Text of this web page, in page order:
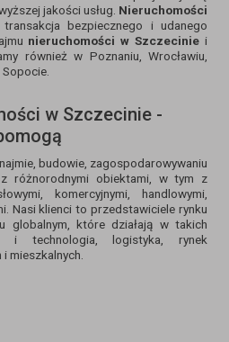
jakości usług. Nieruchomości
bezpiecznego i udanego
nieruchomości w Szczecinie i
również w Poznaniu, Wrocławiu,
w Szczecinie -
budowie, zagospodarowywaniu
różnorodnymi obiektami, w tym z
komercyjnymi, handlowymi,
Nasi klienci to przedstawiciele rynku
które działają w takich
i technologia, logistyka, rynek
mieszkalnych.